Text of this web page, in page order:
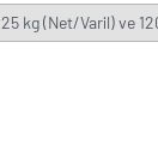
kg (Net/Varil) ve